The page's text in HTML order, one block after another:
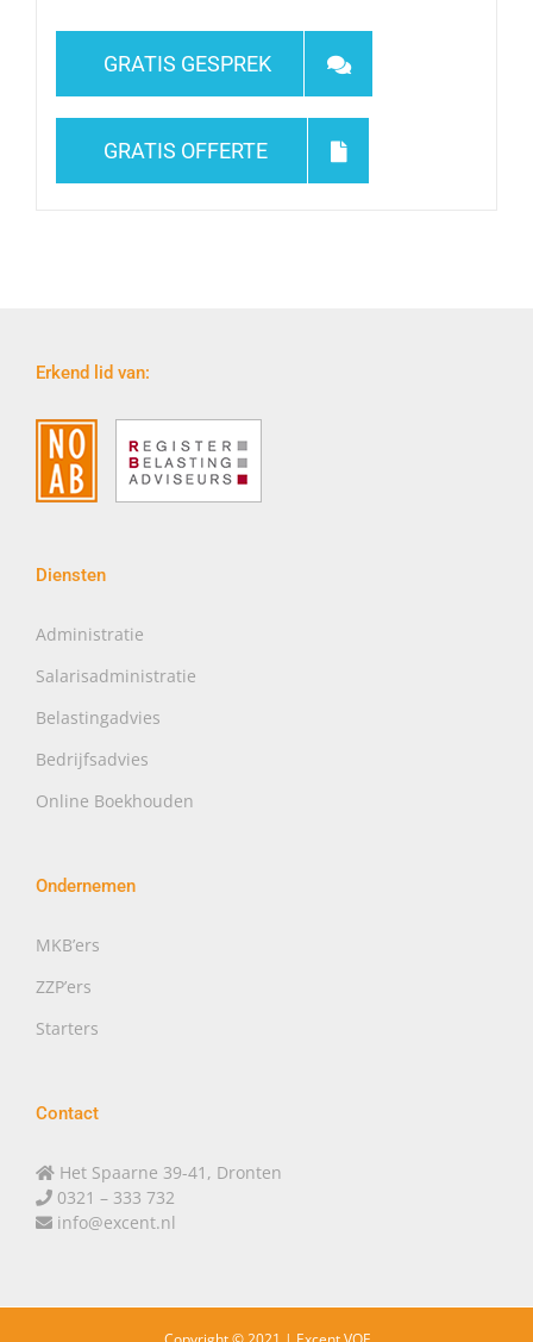
GRATIS GESPREK
GRATIS OFFERTE
Erkend lid van:
Diensten
Administratie
Salarisadministratie
Belastingadvies
Bedrijfsadvies
Online Boekhouden
Ondernemen
MKB’ers
ZZP’ers
Starters
Contact
Het Spaarne 39-41, Dronten
0321 – 333 732
info@excent.nl